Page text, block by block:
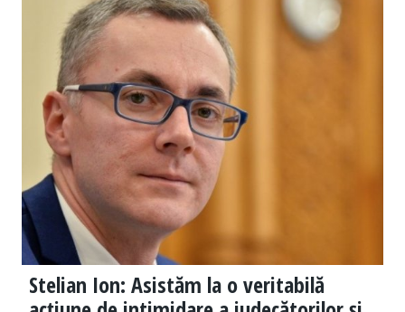
Stelian Ion: Asistăm la o veritabilă